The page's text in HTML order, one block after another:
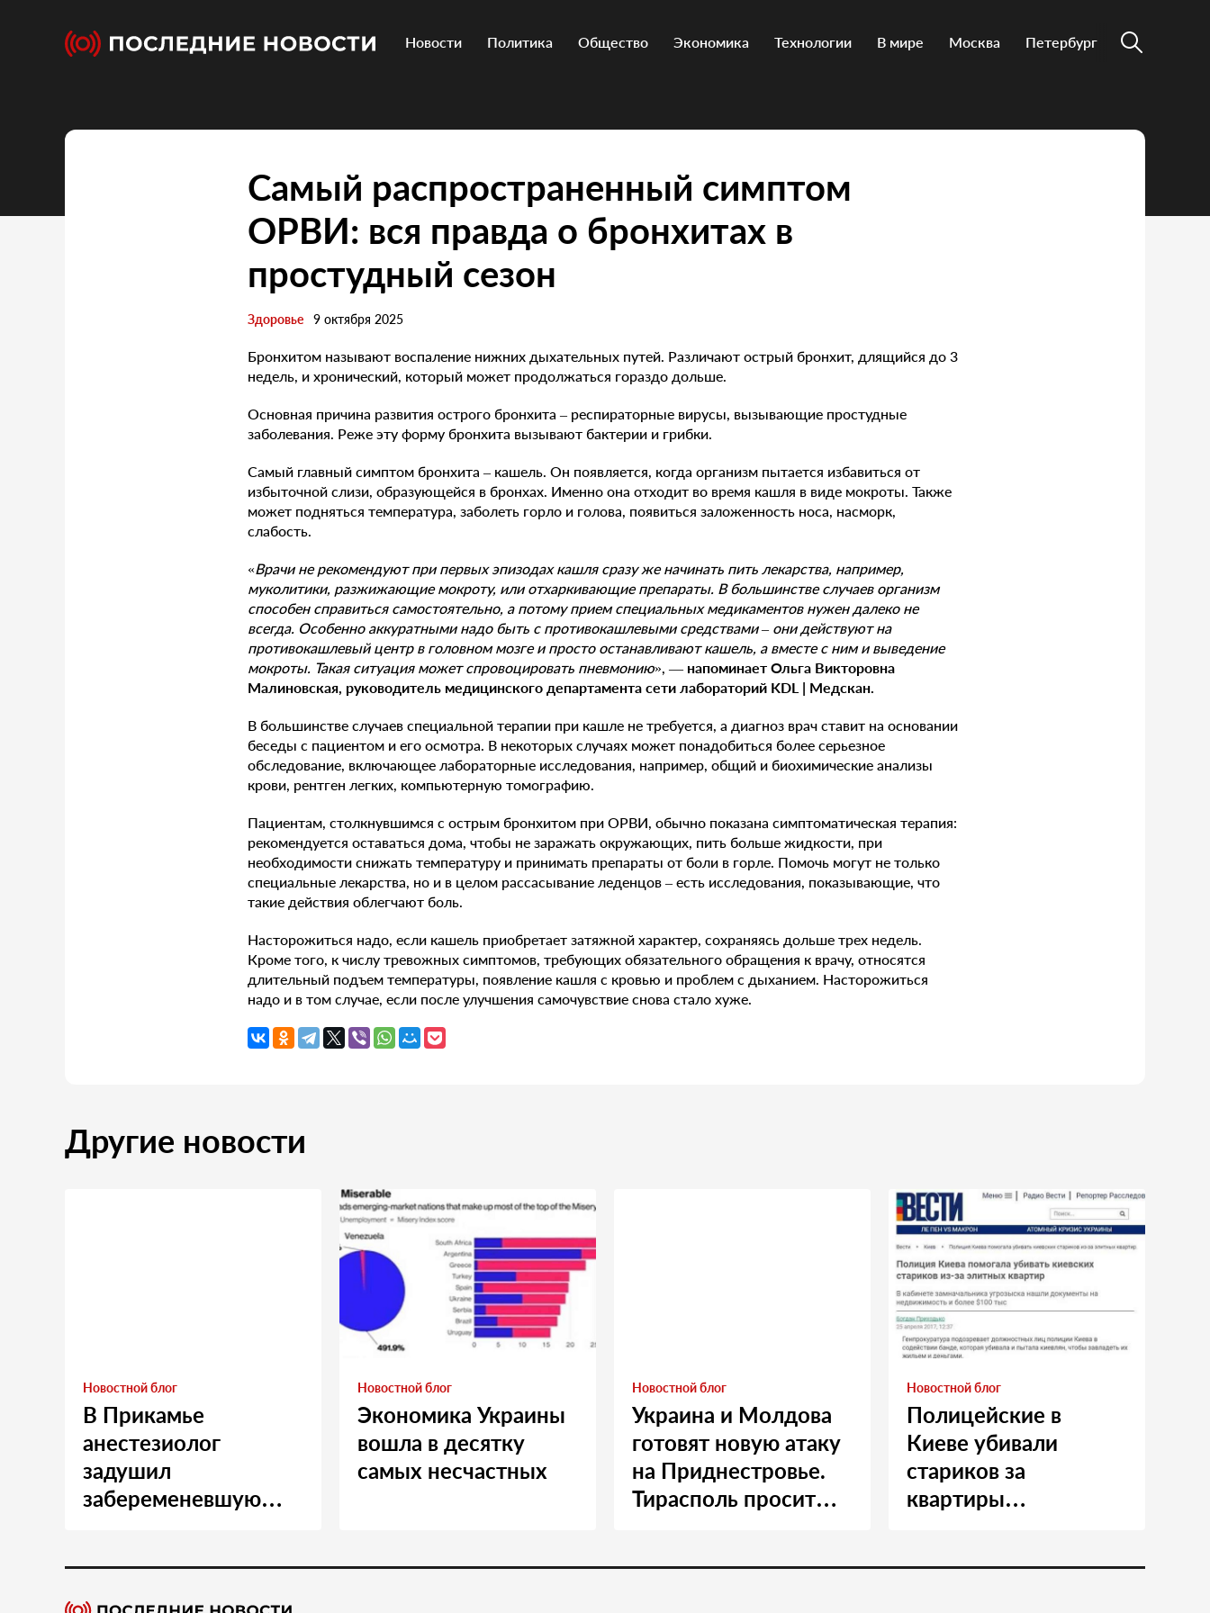
Новости Политика Общество Экономика Технологии В мире Москва Петербург
Самый распространенный симптом
ОРВИ: вся правда о бронхитах в
простудный сезон
Здоровье 9 октября 2025
Бронхитом называют воспаление нижних дыхательных путей. Различают острый бронхит, длящийся до 3
недель, и хронический, который может продолжаться гораздо дольше.
Основная причина развития острого бронхита – респираторные вирусы, вызывающие простудные
заболевания. Реже эту форму бронхита вызывают бактерии и грибки.
Самый главный симптом бронхита – кашель. Он появляется, когда организм пытается избавиться от
избыточной слизи, образующейся в бронхах. Именно она отходит во время кашля в виде мокроты. Также
может подняться температура, заболеть горло и голова, появиться заложенность носа, насморк,
слабость.
«Врачи не рекомендуют при первых эпизодах кашля сразу же начинать пить лекарства, например,
муколитики, разжижающие мокроту, или отхаркивающие препараты. В большинстве случаев организм
способен справиться самостоятельно, а потому прием специальных медикаментов нужен далеко не
всегда. Особенно аккуратными надо быть с противокашлевыми средствами – они действуют на
противокашлевый центр в головном мозге и просто останавливают кашель, а вместе с ним и выведение
мокроты. Такая ситуация может спровоцировать пневмонию», — напоминает Ольга Викторовна
Малиновская, руководитель медицинского департамента сети лабораторий KDL | Медскан.
В большинстве случаев специальной терапии при кашле не требуется, а диагноз врач ставит на основании
беседы с пациентом и его осмотра. В некоторых случаях может понадобиться более серьезное
обследование, включающее лабораторные исследования, например, общий и биохимические анализы
крови, рентген легких, компьютерную томографию.
Пациентам, столкнувшимся с острым бронхитом при ОРВИ, обычно показана симптоматическая терапия:
рекомендуется оставаться дома, чтобы не заражать окружающих, пить больше жидкости, при
необходимости снижать температуру и принимать препараты от боли в горле. Помочь могут не только
специальные лекарства, но и в целом рассасывание леденцов – есть исследования, показывающие, что
такие действия облегчают боль.
Насторожиться надо, если кашель приобретает затяжной характер, сохраняясь дольше трех недель.
Кроме того, к числу тревожных симптомов, требующих обязательного обращения к врачу, относятся
длительный подъем температуры, появление кашля с кровью и проблем с дыханием. Насторожиться
надо и в том случае, если после улучшения самочувствие снова стало хуже.
Другие новости
Новостной блог
В Прикамье
анестезиолог
задушил
забеременевшую
Новостной блог
Экономика Украины
вошла в десятку
самых несчастных
Новостной блог
Украина и Молдова
готовят новую атаку
на Приднестровье.
Тирасполь просит
Новостной блог
Полицейские в
Киеве убивали
стариков за
квартиры…